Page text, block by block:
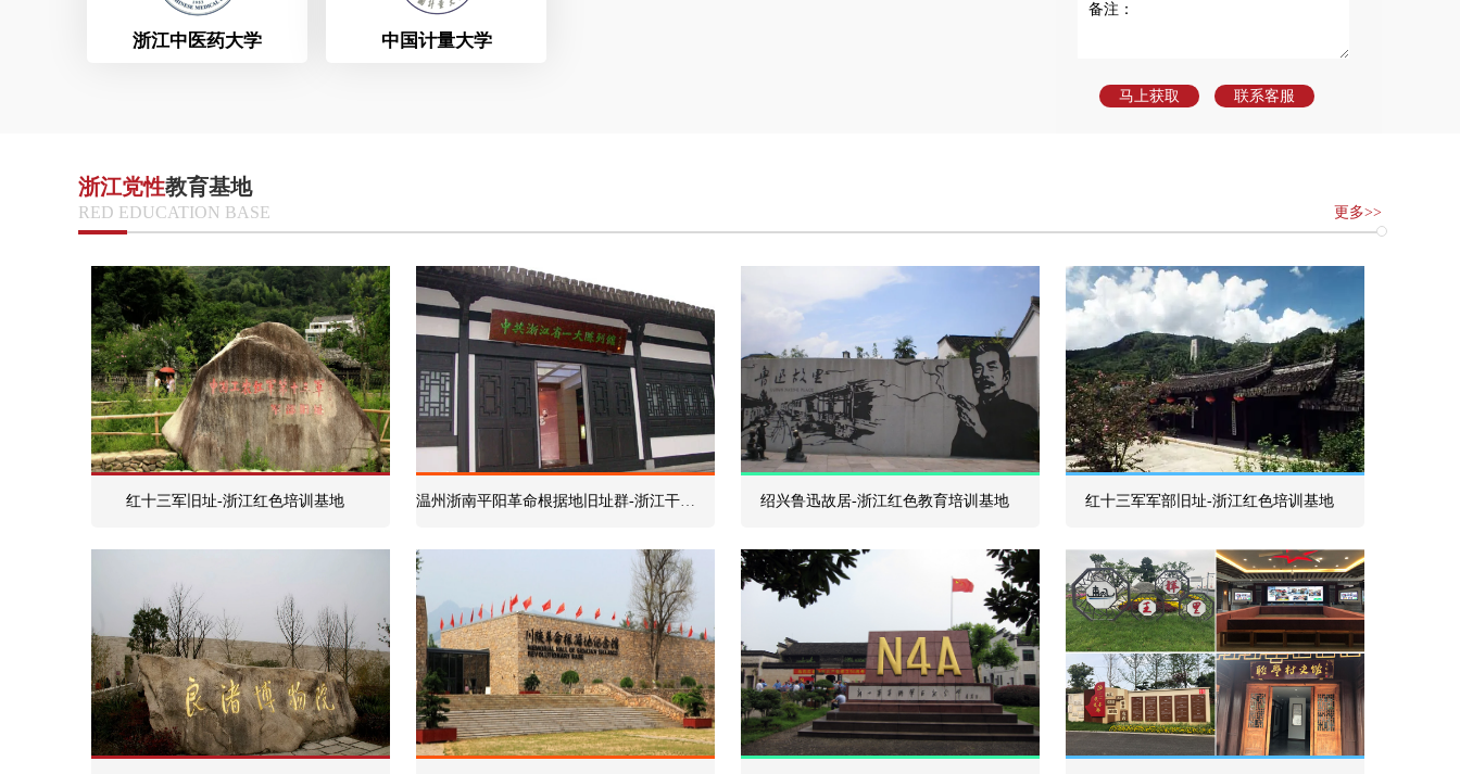
浙江中医药大学 中国计量大学
备注：
马上获取 联系客服
浙江党性教育基地
RED EDUCATION BASE 更多>>
红十三军旧址-浙江红色培训基地 温州浙南平阳革命根据地旧址群-浙江干部培训红色教育基地 绍兴鲁迅故居-浙江红色教育培训基地 红十三军军部旧址-浙江红色培训基地